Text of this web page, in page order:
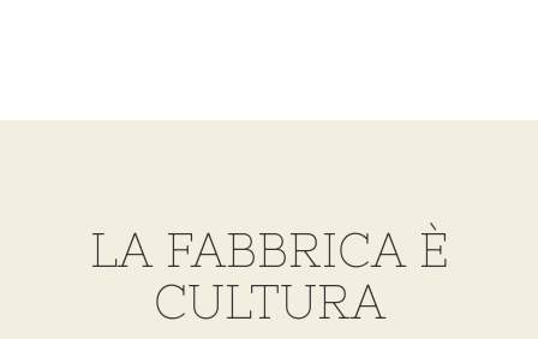
LA FABBRICA È
CULTURA